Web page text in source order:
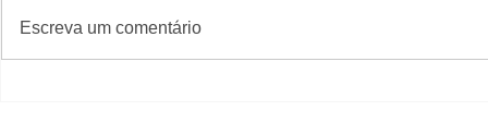
Escreva um comentário
#Sugestões